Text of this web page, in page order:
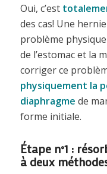
Oui, c’est
des cas! Une
problème
de l’estomac et la
corriger ce
physiquement la
diaphragme de
forme initiale.
Étape n°1 :
à deux